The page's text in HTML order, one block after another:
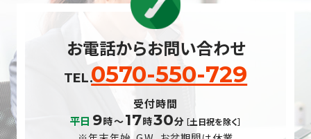
お電話からお問い合わせ
0570-550-729
受付時間
平日 9時〜17時30分 ［土日祝を除く］